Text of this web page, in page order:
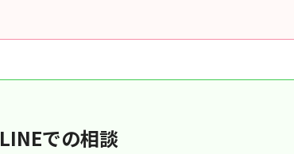
LINEでの相談